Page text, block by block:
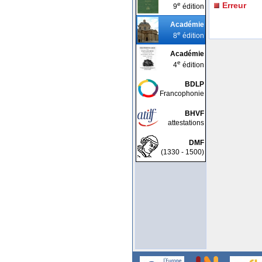
9e édition
Académie
8e édition
Académie
4e édition
BDLP
Francophonie
BHVF
attestations
DMF
(1330 - 1500)
Erreur